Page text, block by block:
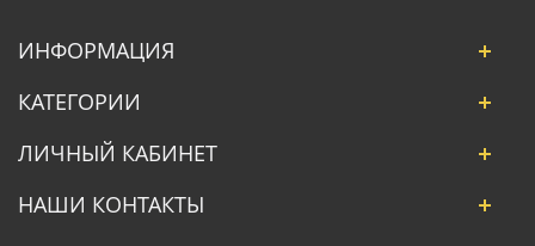
ИНФОРМАЦИЯ
КАТЕГОРИИ
ЛИЧНЫЙ КАБИНЕТ
НАШИ КОНТАКТЫ